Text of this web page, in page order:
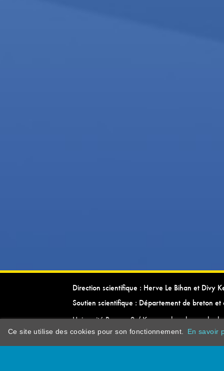
Direction scientifique : Herve Le Bihan et Divy
Soutien scientifique : Département de breton et
Université Rennes 2 / Kevrenn brezhoneg ha
Ce site utilise des cookies pour son fonctionnement. En savoir